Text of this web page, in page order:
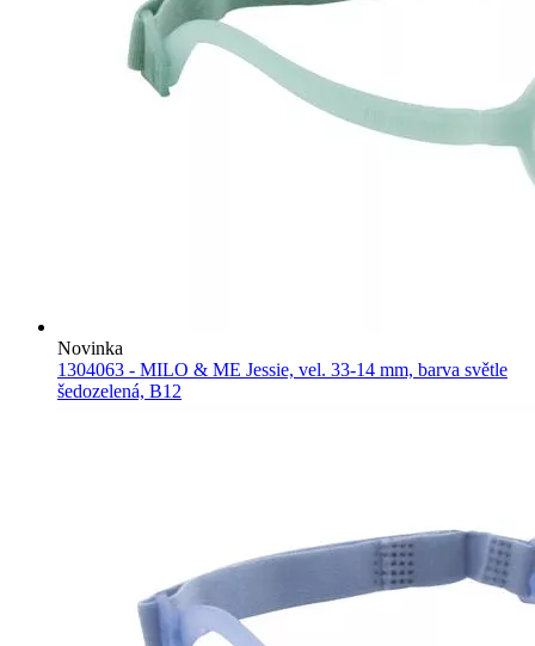
Novinka
1304063 - MILO & ME Jessie, vel. 33-14 mm, barva světle
šedozelená, B12